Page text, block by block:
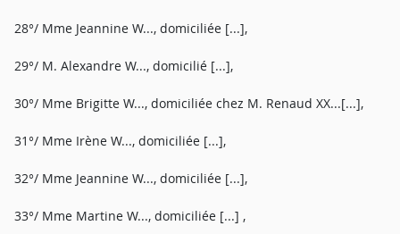
28°/ Mme Jeannine W..., domiciliée [...],
29°/ M. Alexandre W..., domicilié [...],
30°/ Mme Brigitte W..., domiciliée chez M. Renaud XX...[...],
31°/ Mme Irène W..., domiciliée [...],
32°/ Mme Jeannine W..., domiciliée [...],
33°/ Mme Martine W..., domiciliée [...] ,